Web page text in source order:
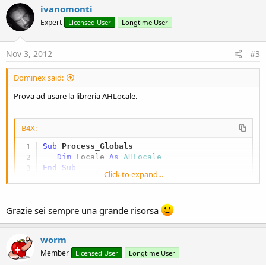
ivanomonti
Expert Licensed User Longtime User
Nov 3, 2012 #3
Dominex said:
Prova ad usare la libreria AHLocale.
B4X:
Sub Process_Globals
Dim Locale As AHLocale
End
Sub
      Locale.Initialize
Case "en"
Click to expand...
Grazie sei sempre una grande risorsa
worm
Member Licensed User Longtime User